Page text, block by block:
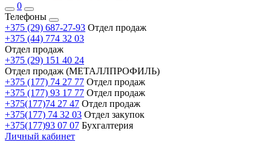
0
Телефоны
+375 (29) 687-27-93 Отдел продаж
+375 (44) 774 32 03
Отдел продаж
+375 (29) 151 40 24
Отдел продаж (МЕТАЛЛПРОФИЛЬ)
+375 (177) 74 27 77 Отдел продаж
+375 (177) 93 17 77 Отдел продаж
+375(177)74 27 47 Отдел продаж
+375(177) 74 32 03 Отдел закупок
+375(177)93 07 07 Бухгалтерия
Личный кабинет